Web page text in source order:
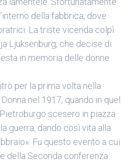
della fabbrica, dove
La triste vicenda colpì
Ljuksenburg, che decise di
in memoria delle donne
per la prima volta nella
nel 1917, quando in quel
scesero in piazza
guerra, dando così vita alla
Fu questo evento a cui
della Seconda conferenza